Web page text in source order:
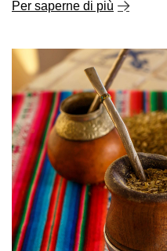
Per saperne di più